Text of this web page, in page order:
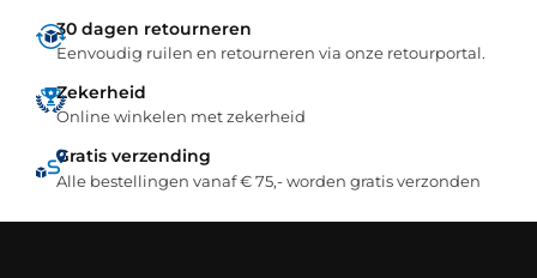
30 dagen retourneren
Eenvoudig ruilen en retourneren via onze retourportal.
Zekerheid
Online winkelen met zekerheid
Gratis verzending
Alle bestellingen vanaf € 75,- worden gratis verzonden